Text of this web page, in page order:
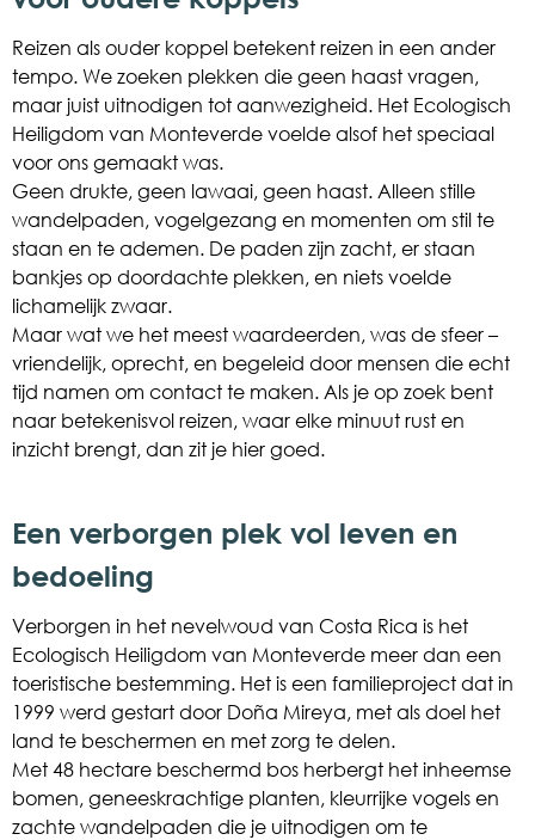
Reizen als ouder koppel betekent reizen in een ander
tempo. We zoeken plekken die geen haast vragen,
maar juist uitnodigen tot aanwezigheid. Het Ecologisch
Heiligdom van Monteverde voelde alsof het speciaal
voor ons gemaakt was.
Geen drukte, geen lawaai, geen haast. Alleen stille
wandelpaden, vogelgezang en momenten om stil te
staan en te ademen. De paden zijn zacht, er staan
bankjes op doordachte plekken, en niets voelde
lichamelijk zwaar.
Maar wat we het meest waardeerden, was de sfeer –
vriendelijk, oprecht, en begeleid door mensen die echt
tijd namen om contact te maken. Als je op zoek bent
naar betekenisvol reizen, waar elke minuut rust en
inzicht brengt, dan zit je hier goed.
Een verborgen plek vol leven en
bedoeling
Verborgen in het nevelwoud van Costa Rica is het
Ecologisch Heiligdom van Monteverde meer dan een
toeristische bestemming. Het is een familieproject dat in
1999 werd gestart door Doña Mireya, met als doel het
land te beschermen en met zorg te delen.
Met 48 hectare beschermd bos herbergt het inheemse
bomen, geneeskrachtige planten, kleurrijke vogels en
zachte wandelpaden die je uitnodigen om te